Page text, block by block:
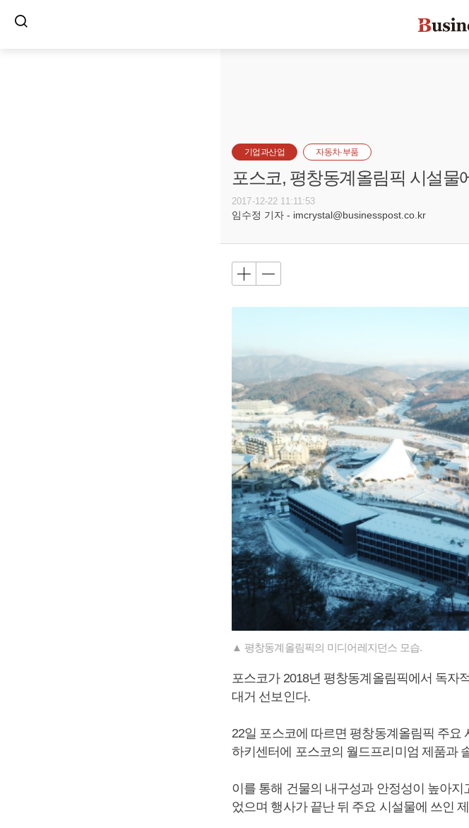
기업과산업 자동차·부품
포스코, 평창동계올림픽 시설물
2017-12-22 11:11:53
임수정 기자 - imcrystal@businesspost.co.kr
▲ 평창동계올림픽의 미디어레지던스 모습.
포스코가 2018년 평창동계올림픽에서 독자
대거 선보인다.
22일 포스코에 따르면 평창동계올림픽 주
하키센터에 포스코의 월드프리미엄 제품과
이를 통해 건물의 내구성과 안정성이 높아
었으며 행사가 끝난 뒤 주요 시설물에 쓰인